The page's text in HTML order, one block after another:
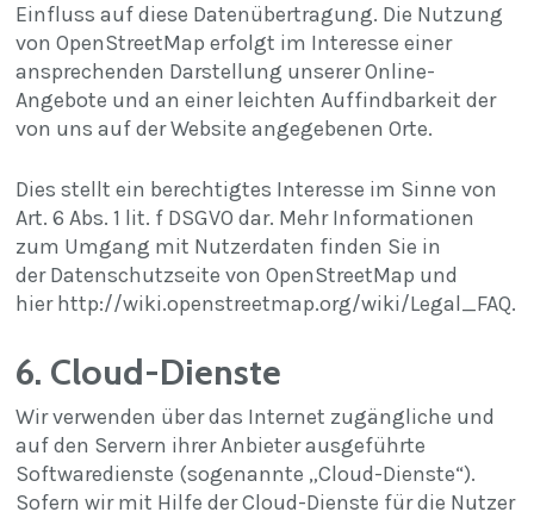
Einfluss auf diese Datenübertragung. Die Nutzung
von OpenStreetMap erfolgt im Interesse einer
ansprechenden Darstellung unserer Online-
Angebote und an einer leichten Auffindbarkeit der
von uns auf der Website angegebenen Orte.
Dies stellt ein berechtigtes Interesse im Sinne von
Art. 6 Abs. 1 lit. f DSGVO dar. Mehr Informationen
zum Umgang mit Nutzerdaten finden Sie in
der Datenschutzseite von OpenStreetMap und
hierhttp://wiki.openstreetmap.org/wiki/Legal_FAQ.
6. Cloud-Dienste
Wir verwenden über das Internet zugängliche und
auf den Servern ihrer Anbieter ausgeführte
Softwaredienste (sogenannte „Cloud-Dienste“).
Sofern wir mit Hilfe der Cloud-Dienste für die Nutzer